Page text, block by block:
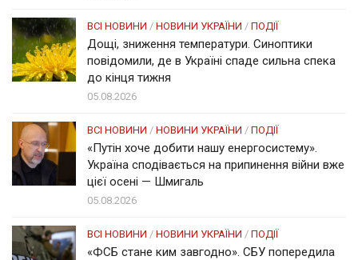
ВСІ НОВИНИ / НОВИНИ УКРАЇНИ / ПОДІЇ
Дощі, зниження температури. Синоптики
повідомили, де в Україні спаде сильна спека
до кінця тижня
05.08.2026
ВСІ НОВИНИ / НОВИНИ УКРАЇНИ / ПОДІЇ
«Путін хоче добити нашу енергосистему».
Україна сподівається на припинення війни вже
цієї осені — Шмигаль
05.08.2026
ВСІ НОВИНИ / НОВИНИ УКРАЇНИ / ПОДІЇ
«ФСБ стане ким завгодно». СБУ попередила